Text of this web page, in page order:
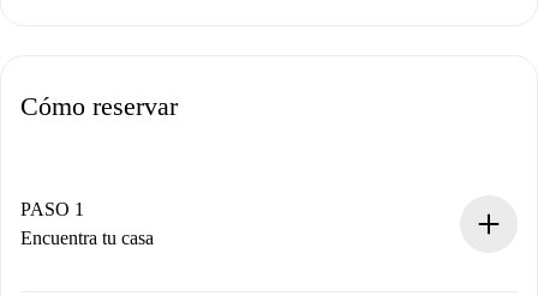
Cómo reservar
PASO 1
Encuentra tu casa